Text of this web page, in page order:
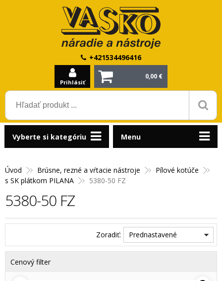
+421534496416
Prihlásiť
0,00 €
Úvod Brúsne, rezné a vŕtacie nástroje
Pílové kotúče
s SK plátkom PILANA
5380-50 FZ
5380-50 FZ
Zoradiť: Prednastavené
Cenový filter
Vyberte si kategóriu Menu